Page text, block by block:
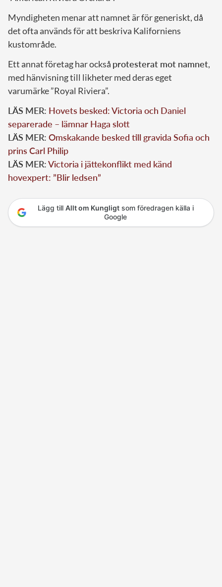
Myndigheten menar att namnet är för generiskt, då
det ofta används för att beskriva Kaliforniens
kustområde.
Ett annat företag har också protesterat mot namnet,
med hänvisning till likheter med deras eget
varumärke ”Royal Riviera”.
LÄS MER: Hovets besked: Victoria och Daniel
separerade – lämnar Haga slott
LÄS MER: Omskakande besked till gravida Sofia och
prins Carl Philip
LÄS MER:Victoria i jättekonflikt med känd
hovexpert: ”Blir ledsen”
Lägg till Allt om Kungligtsom föredragen källa i
Google